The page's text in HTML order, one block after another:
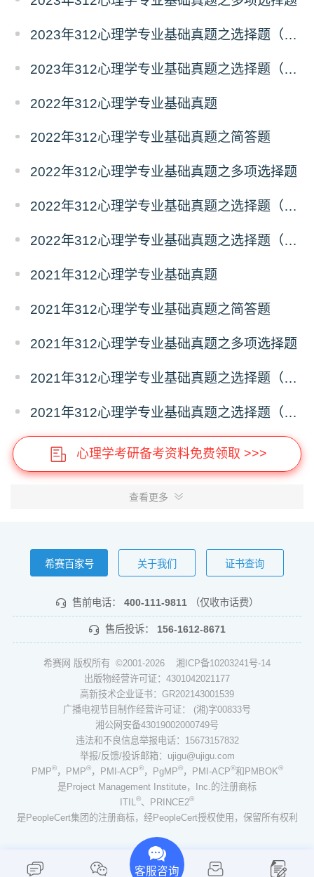
2023年312心理学专业基础真题之选择题（二）
2023年312心理学专业基础真题之选择题（一）
2022年312心理学专业基础真题
2022年312心理学专业基础真题之简答题
2022年312心理学专业基础真题之多项选择题
2022年312心理学专业基础真题之选择题（二）
2022年312心理学专业基础真题之选择题（一）
2021年312心理学专业基础真题
2021年312心理学专业基础真题之简答题
2021年312心理学专业基础真题之多项选择题
2021年312心理学专业基础真题之选择题（二）
2021年312心理学专业基础真题之选择题（一）
心理学考研备考资料免费领取 >>>
查看更多
希赛百家号 关于我们 证书查询
售前电话： 400-111-9811 （仅收市话费）
售后投诉： 156-1612-8671
希赛网 版权所有 ©2001-2026 湘ICP备10203241号-14
出版物经营许可证：4301042021177
高新技术企业证书：GR202143001539
广播电视节目制作经营许可证： (湘)字00833号
湘公网安备43019002000749号
违法和不良信息举报电话：15673157832
举报/反馈/投诉邮箱：ujigu@ujigu.com
PMP®，PMP®，PMI-ACP®，PgMP®，PMI-ACP®和PMBOK®
是Project Management Institute，Inc.的注册商标
ITIL
®、PRINCE2®
是PeopleCert集团的注册商标，经PeopleCert授权使用，保留所有权利
客服咨询